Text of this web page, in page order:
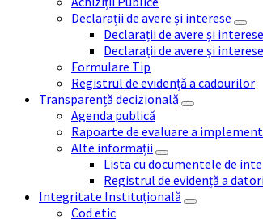
Declarații de avere și interese
Declarații de avere și
Declarații de avere și
Formulare Tip
Registrul de evidență a cadourilor
Transparență decizională
Agenda publică
Rapoarte de evaluare a
Alte informații
Lista cu documentele de
Registrul de evidență a
Integritate Instituțională
Cod etic